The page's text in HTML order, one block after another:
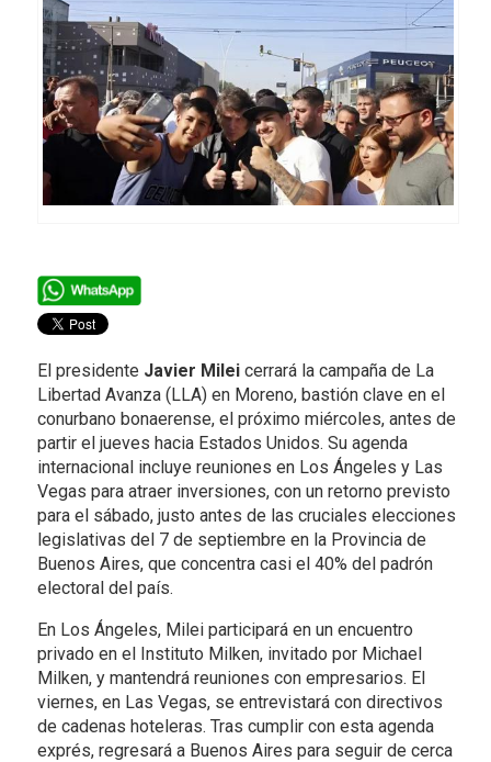
El presidente Javier Mileicerrará la campaña de La
Libertad Avanza (LLA) en Moreno, bastión clave en el
conurbano bonaerense, el próximo miércoles, antes de
partir el jueves hacia Estados Unidos. Su agenda
internacional incluye reuniones en Los Ángeles y Las
Vegas para atraer inversiones, con un retorno previsto
para el sábado, justo antes de las cruciales elecciones
legislativas del 7 de septiembre en la Provincia de
Buenos Aires, que concentra casi el 40% del padrón
electoral del país.
En Los Ángeles, Milei participará en un encuentro
privado en el Instituto Milken, invitado por Michael
Milken, y mantendrá reuniones con empresarios. El
viernes, en Las Vegas, se entrevistará con directivos
de cadenas hoteleras. Tras cumplir con esta agenda
exprés, regresará a Buenos Aires para seguir de cerca